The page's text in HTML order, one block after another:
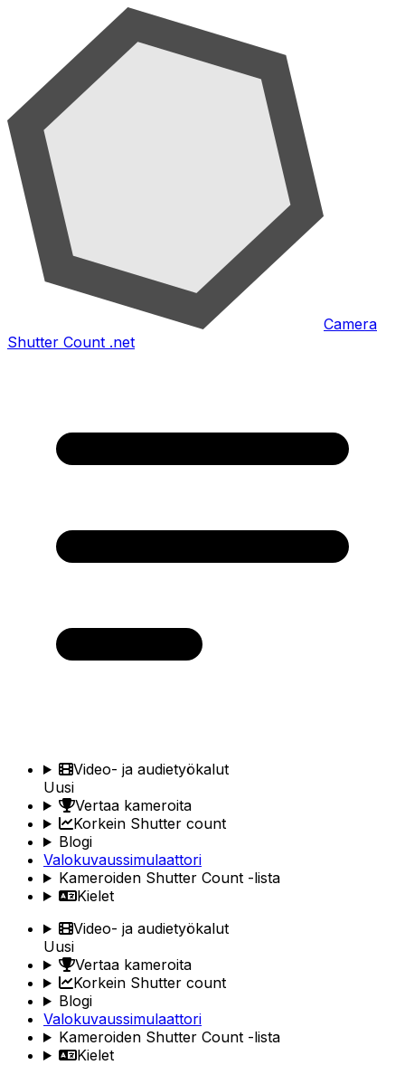
Camera
Shutter Count .net
Video- ja audietyökalut
Uusi
Vertaa kameroita
Korkein Shutter count
Blogi
Valokuvaussimulaattori
Kameroiden Shutter Count -lista
Kielet
Video- ja audietyökalut
Uusi
Vertaa kameroita
Korkein Shutter count
Blogi
Valokuvaussimulaattori
Kameroiden Shutter Count -lista
Kielet